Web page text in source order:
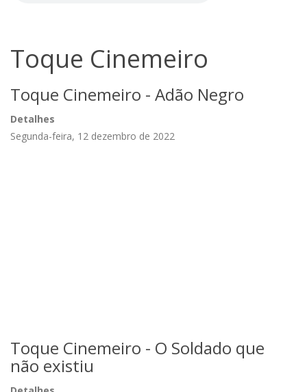
Toque Cinemeiro
Toque Cinemeiro - Adão Negro
Detalhes
Segunda-feira, 12 dezembro de 2022
Toque Cinemeiro - O Soldado que
não existiu